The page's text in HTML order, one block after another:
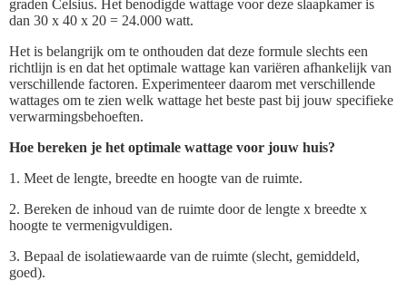
graden Celsius. Het benodigde wattage voor deze slaapkamer is
dan 30 x 40 x 20 = 24.000 watt.
Het is belangrijk om te onthouden dat deze formule slechts een
richtlijn is en dat het optimale wattage kan variëren afhankelijk van
verschillende factoren. Experimenteer daarom met verschillende
wattages om te zien welk wattage het beste past bij jouw specifieke
verwarmingsbehoeften.
Hoe bereken je het optimale wattage voor jouw huis?
1. Meet de lengte, breedte en hoogte van de ruimte.
2. Bereken de inhoud van de ruimte door de lengte x breedte x
hoogte te vermenigvuldigen.
3. Bepaal de isolatiewaarde van de ruimte (slecht, gemiddeld,
goed).